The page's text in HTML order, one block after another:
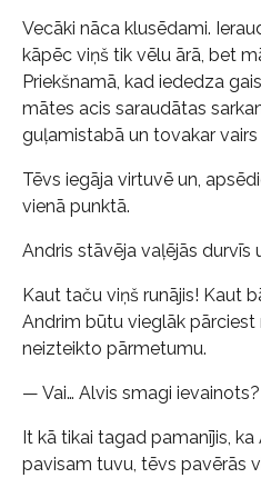
Vecāki nāca klusēdami.
kāpēc viņš tik vēlu ārā, bet
Priekšnamā, kad iededza
mātes acis saraudātas
guļamistabā un tovakar vairs
Tēvs iegāja virtuvē un,
vienā punktā.
Andris stāvēja vaļējās durvīs
Kaut taču viņš runājis! Kaut
Andrim būtu vieglāk pārciest
neizteikto pārmetumu.
— Vai… Alvis smagi
It kā tikai tagad pamanījis,
pavisam tuvu, tēvs pavērās